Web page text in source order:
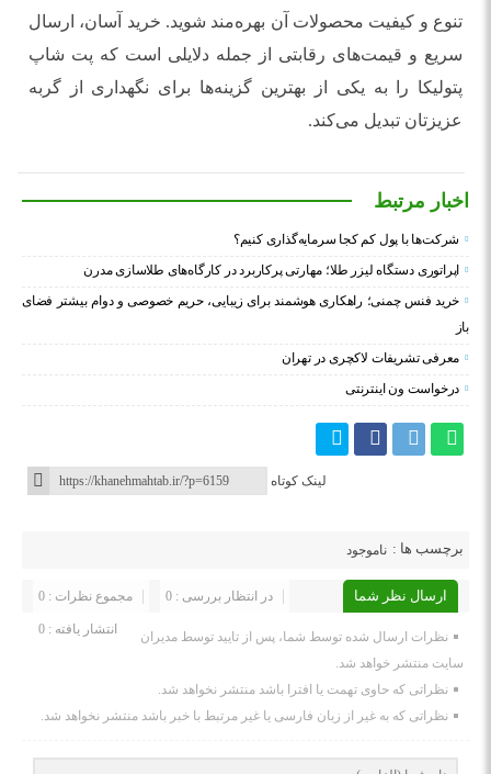
تنوع و کیفیت محصولات آن بهره‌مند شوید. خرید آسان، ارسال
سریع و قیمت‌های رقابتی از جمله دلایلی است که پت شاپ
پتولیکا را به یکی از بهترین گزینه‌ها برای نگهداری از گربه
عزیزتان تبدیل می‌کند.
اخبار مرتبط
شرکت‌ها با پول کم کجا سرمایه‌گذاری کنیم؟
اپراتوری دستگاه لیزر طلا؛ مهارتی پرکاربرد در کارگاه‌های طلاسازی مدرن
خرید فنس چمنی؛ راهکاری هوشمند برای زیبایی، حریم خصوصی و دوام بیشتر فضای
باز
معرفی تشریفات لاکچری در تهران
درخواست ون اینترنتی
لینک کوتاه
برچسب ها : ناموجود
ارسال نظر شما مجموع نظرات : 0 در انتظار بررسی : 0
انتشار یافته : 0
نظرات ارسال شده توسط شما، پس از تایید توسط مدیران
سایت منتشر خواهد شد.
نظراتی که حاوی تهمت یا افترا باشد منتشر نخواهد شد.
نظراتی که به غیر از زبان فارسی یا غیر مرتبط با خبر باشد منتشر نخواهد شد.